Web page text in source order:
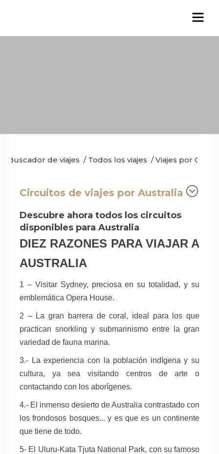
Buscador de viajes / Todos los viajes /Viajes por
Circuitos de viajes por Australia
Descubre ahora todos los circuitos
disponibles para Australia
DIEZ RAZONES PARA VIAJAR A
AUSTRALIA
1 – Visitar Sydney, preciosa en su totalidad, y su
emblemática Opera House.
2 – La gran barrera de coral, ideal para los que
practican snorklingy submarinismo entre la gran
variedad de fauna marina.
3.- La experiencia con la población indígena y su
cultura, ya sea visitando centros de arte o
contactando con los aborígenes.
4.- El inmenso desierto de Australia contrastado con
los frondosos bosques... y es que es un continente
que tiene de todo.
5- El Uluru-Kata Tjuta National Park, con su famoso